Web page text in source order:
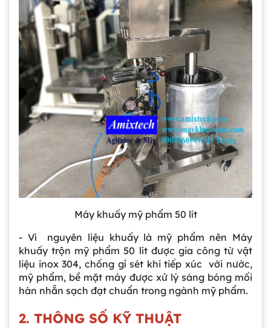
Máy khuấy mỹ phẩm 50 lít
- Vì nguyên liệu khuấy là mỹ phẩm nên Máy
khuấy trộn mỹ phẩm 50 lít được gia công từ vật
liệu inox 304, chống gỉ sét khi tiếp xúc với nước,
mỹ phẩm, bề mặt máy được xử lý sáng bóng mối
hàn nhẵn sạch đạt chuẩn trong ngành mỹ phẩm.
2. THÔNG SỐ KỸ THUẬT